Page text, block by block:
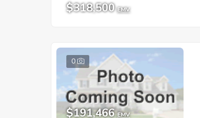
$318,500 EMV
0
$191,466 EMV